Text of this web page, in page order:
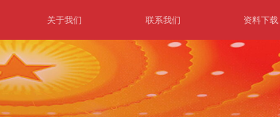
关于我们 联系我们 资料下载